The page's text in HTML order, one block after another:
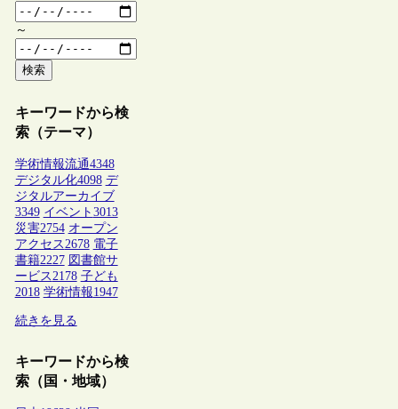
～
検索
キーワードから検
索（テーマ）
学術情報流通4348
デジタル化4098 デ
ジタルアーカイブ
3349 イベント 3013
災害2754 オープン
アクセス2678 電子
書籍2227 図書館サ
ービス2178 子ども
2018 学術情報1947
続きを見る
キーワードから検
索（国・地域）